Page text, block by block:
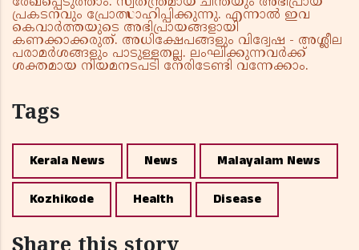
പ്രകടനവും പ്രോത്സാഹിപ്പിക്കുന്നു. എന്നാൽ ഇവ
കെവാർത്തയുടെ അഭിപ്രായങ്ങളായി
കണക്കാക്കരുത്. അധിക്ഷേപങ്ങളും വിദ്വേഷ - അശ്ലീല
പരാമർശങ്ങളും പാടുള്ളതല്ല. ലംഘിക്കുന്നവർക്ക്
ശക്തമായ നിയമനടപടി നേരിടേണ്ടി വന്നേക്കാം.
Tags
Kerala News News Malayalam News
Kozhikode Health Disease